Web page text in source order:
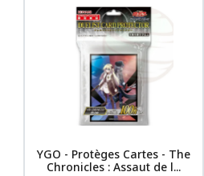
YGO - Protèges Cartes - The
Chronicles : Assaut de l...